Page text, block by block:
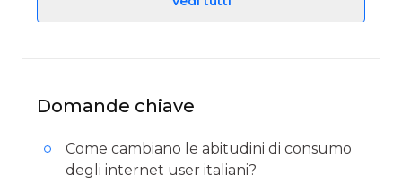
Domande chiave
Come cambiano le abitudini di consumo
degli internet user italiani?